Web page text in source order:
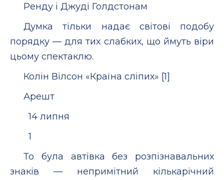
Ренду і Джуді Голдстонам
Думка тільки надає світові подобу
порядку — для тих слабких, що ймуть віри
цьому спектаклю.
Колін Вілсон «Країна сліпих» [1]
Арешт
14 липня
1
То була автівка без розпізнавальних
знаків — непримітний кількарічний